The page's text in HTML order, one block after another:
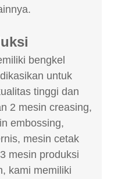
bengkel
untuk
tinggi dan
2 mesin creasing,
embossing,
mesin cetak
mesin produksi
kami memiliki